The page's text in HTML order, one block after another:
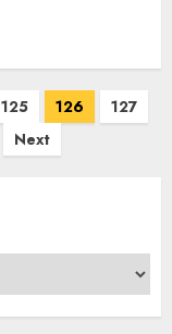
125 126
127
Next